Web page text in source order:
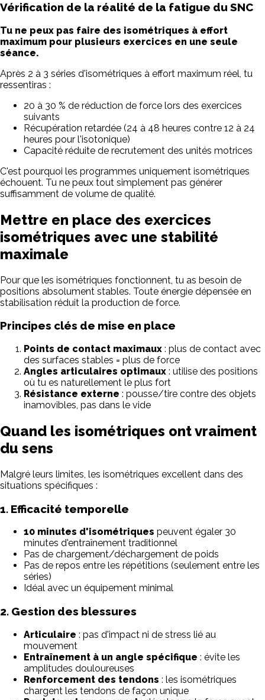
Vérification de la réalité de la fatigue du SNC
Tu ne peux pas faire des isométriques à effort
maximum pour plusieurs exercices en une seule
séance.
Après 2 à 3 séries d'isométriques à effort maximum réel, tu
ressentiras :
20 à 30 % de réduction de force lors des exercices
suivants
Récupération retardée (24 à 48 heures contre 12 à 24
heures pour l'isotonique)
Capacité réduite de recrutement des unités motrices
C'est pourquoi les programmes uniquement isométriques
échouent. Tu ne peux tout simplement pas générer
suffisamment de volume de qualité.
Mettre en place des exercices
isométriques avec une stabilité
maximale
Pour que les isométriques fonctionnent, tu as besoin de
positions absolument stables. Toute énergie dépensée en
stabilisation réduit la production de force.
Principes clés de mise en place
Points de contact maximaux : plus de contact avec
des surfaces stables = plus de force
Angles articulaires optimaux : utilise des positions
où tu es naturellement le plus fort
Résistance externe : pousse/tire contre des objets
inamovibles, pas dans le vide
Quand les isométriques ont vraiment
du sens
Malgré leurs limites, les isométriques excellent dans des
situations spécifiques :
1. Efficacité temporelle
10 minutes d'isométriques peuvent égaler 30
minutes d'entraînement traditionnel
Pas de chargement/déchargement de poids
Pas de repos entre les répétitions (seulement entre les
séries)
Idéal avec un équipement minimal
2. Gestion des blessures
Articulaire : pas d'impact ni de stress lié au
mouvement
Entraînement à un angle spécifique : évite les
amplitudes douloureuses
Renforcement des tendons : les isométriques
chargent les tendons de façon unique